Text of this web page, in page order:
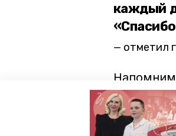
каждый
отметил
и
266